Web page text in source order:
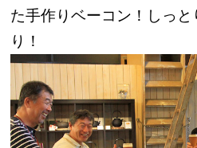
た手作りベーコン！しっ
り！